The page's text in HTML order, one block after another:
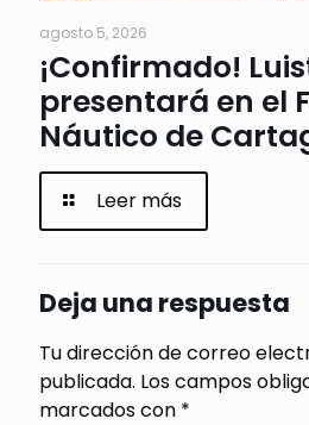
agosto 5, 2026
¡Confirmado!
presentará en el
Náutico de
Leer más
Deja una respuesta
Tu dirección de correo
publicada. Los campos
marcados con *